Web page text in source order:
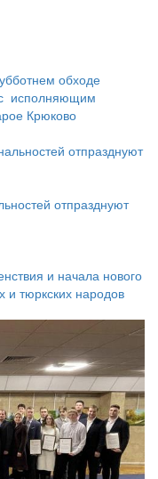
обходе
с исполняющим
Крюково
отпразднуют
и начала нового
и тюркских народов